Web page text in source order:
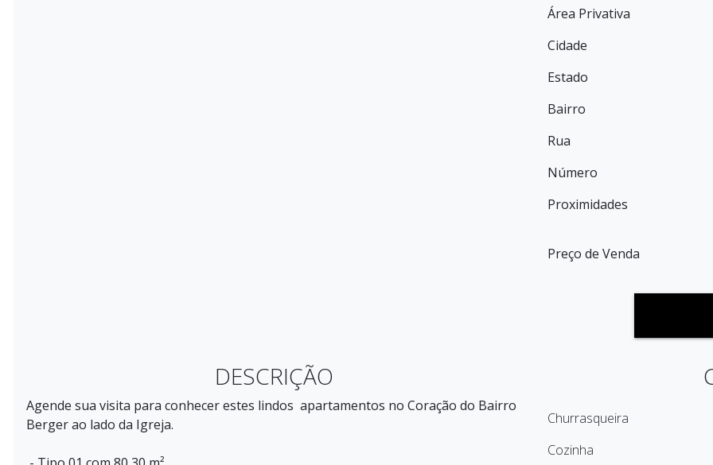
Área Privativa
Cidade
Estado
Bairro
Rua
Número
Proximidades
Preço de Venda
DESCRIÇÃO
Agende sua visita para conhecer estes lindos apartamentos no Coração do Bairro
Berger ao lado da Igreja.
Churrasqueira
Cozinha